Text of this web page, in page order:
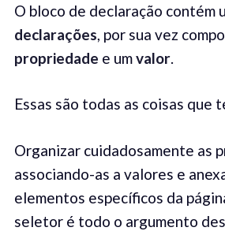
O bloco de declaração contém
declarações, por sua vez
propriedade e umvalor.
Essas são todas as coisas que
Organizar cuidadosamente as
associando-as a valores e
elementos específicos da
seletor é todo o argumento